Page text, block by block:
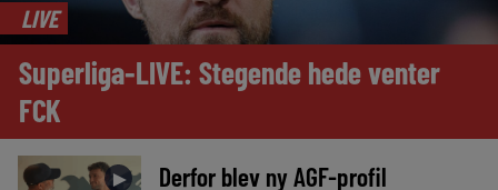
LIVE
Superliga-LIVE: Stegende hede venter
FCK
►
Derfor blev ny AGF-profil